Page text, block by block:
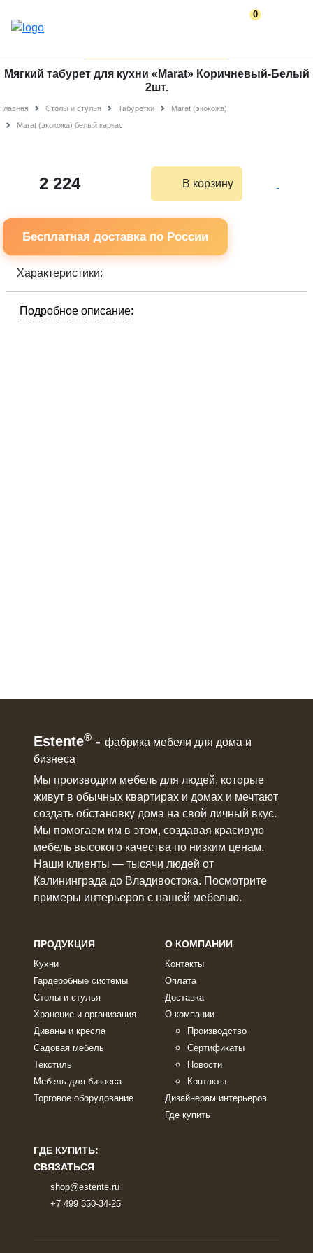
0
Мягкий табурет для кухни «Marat» Коричневый-Белый
2шт.
Главная Столы и стулья Табуретки
Marat (экокожа)
Marat (экокожа) белый каркас
2 224 В корзину
Бесплатная доставка по России
Характеристики:
Подробное описание:
Estente® - фабрика мебели для дома и
бизнеса
Мы производим мебель для людей, которые
живут в обычных квартирах и домах и мечтают
создать обстановку дома на свой личный вкус.
Мы помогаем им в этом, создавая красивую
мебель высокого качества по низким ценам.
Наши клиенты ― тысячи людей от
Калининграда до Владивостока. Посмотрите
примеры интерьеров с нашей мебелью.
ПРОДУКЦИЯ
Кухни
Гардеробные системы
Столы и стулья
Хранение и организация
Диваны и кресла
Садовая мебель
Текстиль
Мебель для бизнеса
Торговое оборудование
О КОМПАНИИ
Контакты
Оплата
Доставка
О компании
Производство
Сертификаты
Новости
Контакты
Дизайнерам интерьеров
Где купить
ГДЕ КУПИТЬ:
СВЯЗАТЬСЯ
shop@estente.ru
+7 499 350-34-25